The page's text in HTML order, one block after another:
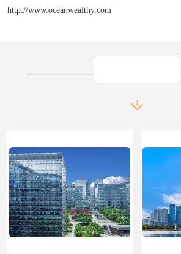
http://www.oceanwealthy.com